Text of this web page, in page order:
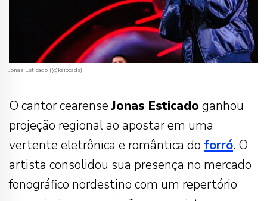
Jonas Esticado (@kaiocads)
O cantor cearenseJonas Esticado ganhou
projeção regional ao apostar em uma
vertente eletrônica e romântica do forró. O
artista consolidou sua presença no mercado
fonográfico nordestino com um repertório